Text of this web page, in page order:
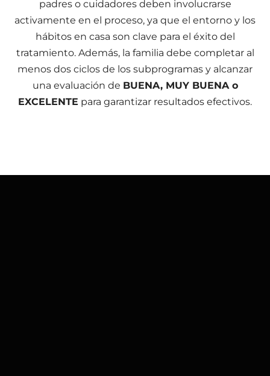
padres o cuidadores deben involucrarse
activamente en el proceso, ya que el entorno y los
hábitos en casa son clave para el éxito del
tratamiento. Además, la familia debe completar al
menos dos ciclos de los subprogramas y alcanzar
una evaluación de BUENA, MUY BUENA o
EXCELENTE para garantizar resultados efectivos.